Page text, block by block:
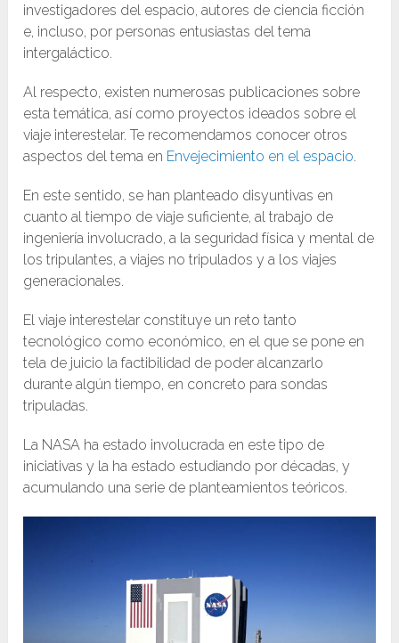
investigadores del espacio, autores de ciencia ficción
e, incluso, por personas entusiastas del tema
intergaláctico.
Al respecto, existen numerosas publicaciones sobre
esta temática, así como proyectos ideados sobre el
viaje interestelar. Te recomendamos conocer otros
aspectos del tema en Envejecimiento en el espacio.
En este sentido, se han planteado disyuntivas en
cuanto al tiempo de viaje suficiente, al trabajo de
ingeniería involucrado, a la seguridad física y mental de
los tripulantes, a viajes no tripulados y a los viajes
generacionales.
El viaje interestelar constituye un reto tanto
tecnológico como económico, en el que se pone en
tela de juicio la factibilidad de poder alcanzarlo
durante algún tiempo, en concreto para sondas
tripuladas.
La NASA ha estado involucrada en este tipo de
iniciativas y la ha estado estudiando por décadas, y
acumulando una serie de planteamientos teóricos.